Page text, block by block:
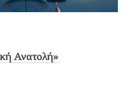
Ανατολή»